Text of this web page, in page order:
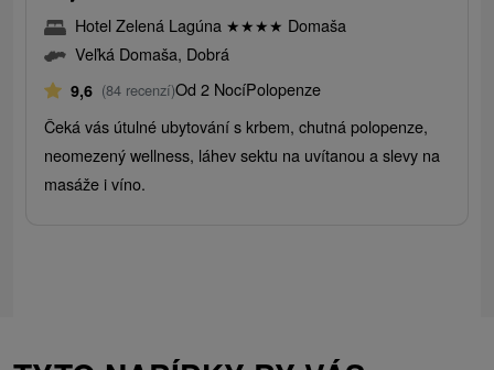
Hotel Zelená Lagúna ★★★★ Domaša
Veľká Domaša, Dobrá
9,6 (84 recenzí)Od 2 NocíPolopenze
Čeká vás útulné ubytování s krbem, chutná polopenze,
neomezený wellness, láhev sektu na uvítanou a slevy na
masáže i víno.